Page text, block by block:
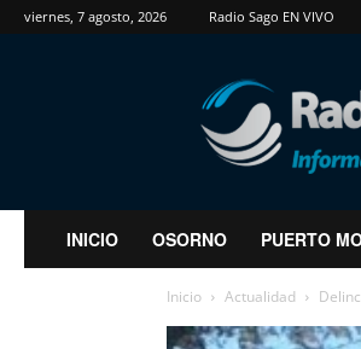
viernes, 7 agosto, 2026 Radio Sago EN VIVO
RadioSago
INICIO OSORNO PUERTO
Inicio Actualidad